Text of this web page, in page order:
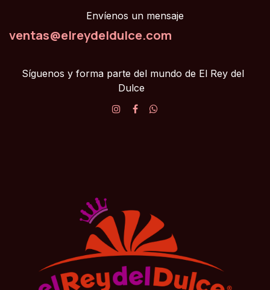
Envíenos un mensaje
ventas@elreydeldulce.com
Síguenos y forma parte del mundo de El Rey del
Dulce